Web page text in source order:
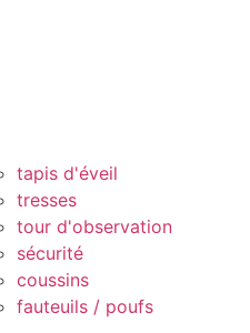
tapis d'éveil
tresses
tour d'observation
sécurité
coussins
fauteuils / poufs